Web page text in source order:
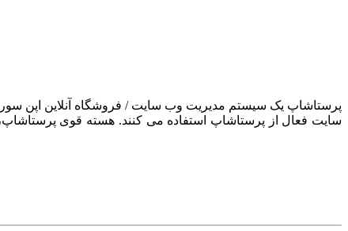
سایت فعال از پرستاشاپ استفاده می کنند. هسته قوی پرستاشاپ،